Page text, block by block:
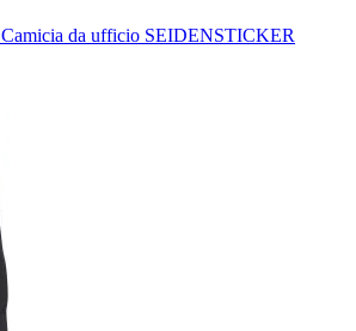
Camicia da ufficio SEIDENSTICKER